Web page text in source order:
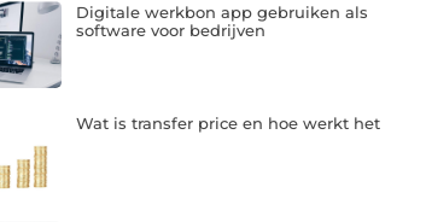
Digitale werkbon app gebruiken als
software voor bedrijven
Wat is transfer price en hoe werkt het